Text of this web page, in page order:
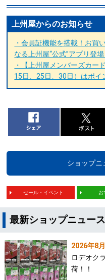
上州屋からのお知らせ
・会員証機能を搭載！お買
なる上州屋“公式”アプリ登場
・【上州屋メンバーズカー
15日、25日、30日）はポイ
ショップニ
セール・イベント お
最新ショップニュース
2026年8
ロデオク
荷！！